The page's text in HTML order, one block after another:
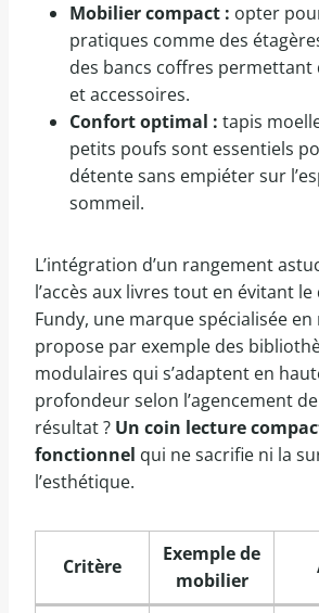
Mobilier compact : opter
pratiques comme des
des bancs coffres permettant
et accessoires.
Confort optimal : tapis
petits poufs sont essentiels
détente sans empiéter sur
sommeil.
L’intégration d’un rangement
l’accès aux livres tout en évitant
Fundy, une marque spécialisée
propose par exemple des
modulaires qui s’adaptent en
profondeur selon l’agencement
résultat ? Un coin lecture
fonctionnel qui ne sacrifie ni la
l’esthétique.
Critère
Exemple de
mobilier